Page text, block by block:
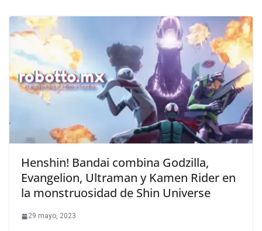
Henshin! Bandai combina Godzilla,
Evangelion, Ultraman y Kamen Rider en
la monstruosidad de Shin Universe
29 mayo, 2023